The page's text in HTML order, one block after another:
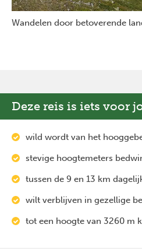
Wandelen door betoverende
Deze reis is iets voor
wild wordt van het
stevige hoogtemeters
tussen de 9 en 13 km
wilt verblijven in gezellige
tot een hoogte van 3260 m